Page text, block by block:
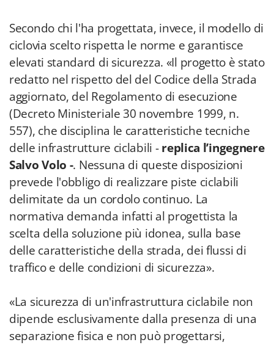
Secondo chi l'ha progettata, invece, il modello di
ciclovia scelto rispetta le norme e garantisce
elevati standard di sicurezza. «Il progetto è stato
redatto nel rispetto del del Codice della Strada
aggiornato, del Regolamento di esecuzione
(Decreto Ministeriale 30 novembre 1999, n.
557), che disciplina le caratteristiche tecniche
delle infrastrutture ciclabili -replica l’ingegnere
Salvo Volo -. Nessuna di queste disposizioni
prevede l'obbligo di realizzare piste ciclabili
delimitate da un cordolo continuo. La
normativa demanda infatti al progettista la
scelta della soluzione più idonea, sulla base
delle caratteristiche della strada, dei flussi di
traffico e delle condizioni di sicurezza».
«La sicurezza di un'infrastruttura ciclabile non
dipende esclusivamente dalla presenza di una
separazione fisica e non può progettarsi,